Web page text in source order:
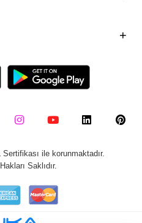
ile korunmaktadır.
Saklıdır.